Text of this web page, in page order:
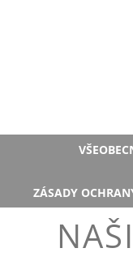
ZÁSADY